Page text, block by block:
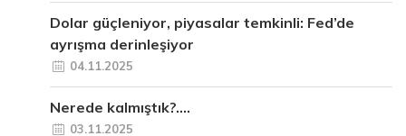
Dolar güçleniyor, piyasalar temkinli: Fed’de
ayrışma derinleşiyor
04.11.2025
Nerede kalmıştık?....
03.11.2025